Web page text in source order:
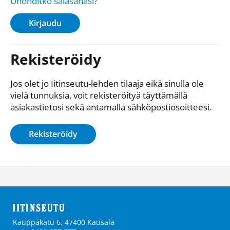
Kirjaudu
Rekisteröidy
Jos olet jo Iitinseutu-lehden tilaaja eikä sinulla ole
vielä tunnuksia, voit rekisteröityä täyttämällä
asiakastietosi sekä antamalla sähkö­posti­osoitteesi.
Rekisteröidy
Kauppakatu 6, 47400 Kausala